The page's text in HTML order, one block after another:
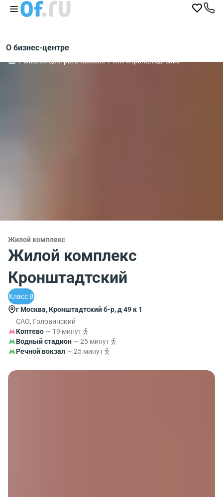
О бизнес-центре
Бизнес-центры в Москве ЖК «Кронштадтский
Жилой комплекс
Жилой комплекс
Кронштадтский
Класс B
г Москва, Кронштадтский б-р, д 49 к 1
САО, Головинский
Коптево ~ 19 минут
Водный стадион ~ 25 минут
Речной вокзал ~ 25 минут